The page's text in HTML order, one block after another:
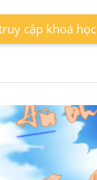
cập khoá học